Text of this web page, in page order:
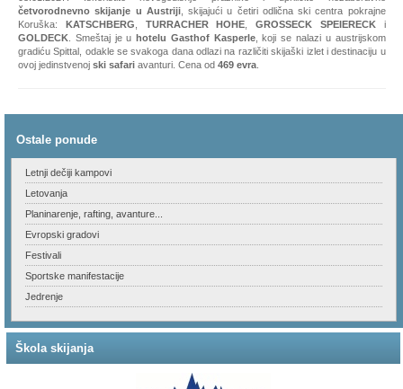
Koruška:KATSCHBERG , TURRACHER HOHE,GROSSECK SPEIERECKi
GOLDECK. Smeštaj je u hotelu Gasthof Kasperle , koji se nalazi u austrijskom
gradiću Spittal, odakle se svakoga dana odlazi na različiti skijaški izlet i destinaciju u
ovoj jedinstvenojski safariavanturi. Cena od469 evra.
Letovanja
Planinarenje, rafting, avanture...
Evropski gradovi
Festivali
Sportske manifestacije
Jedrenje
Škola skijanja